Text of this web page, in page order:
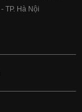
TP. Hà Nội